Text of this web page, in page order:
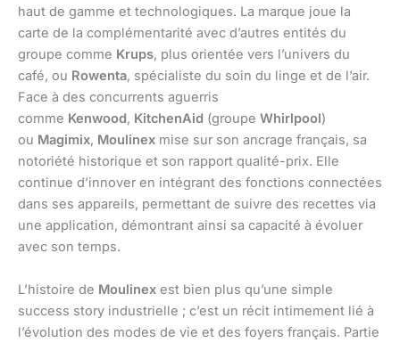
haut de gamme et technologiques. La marque joue la
carte de la complémentarité avec d’autres entités du
groupe comme Krups, plus orientée vers l’univers du
café, ou Rowenta, spécialiste du soin du linge et de l’air.
Face à des concurrents aguerris
comme Kenwood, KitchenAid (groupe Whirlpool)
ou Magimix, Moulinex mise sur son ancrage français, sa
notoriété historique et son rapport qualité-prix. Elle
continue d’innover en intégrant des fonctions connectées
dans ses appareils, permettant de suivre des recettes via
une application, démontrant ainsi sa capacité à évoluer
avec son temps.
L’histoire de Moulinex est bien plus qu’une simple
success story industrielle ; c’est un récit intimement lié à
l’évolution des modes de vie et des foyers français. Partie